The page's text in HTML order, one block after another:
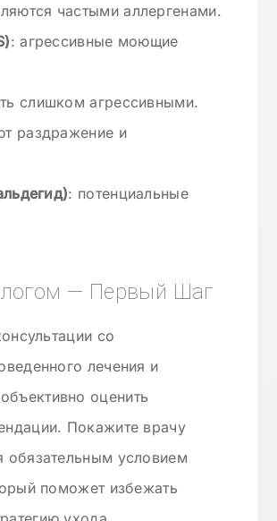
частыми аллергенами.
: агрессивные моющие
слишком агрессивными.
раздражение и
: потенциальные
— Первый Шаг
со
лечения и
оценить
Покажите врачу
обязательным условием
поможет избежать